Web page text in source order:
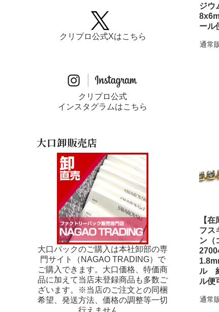
ジ
ール
通常
【
フス
ン（
ル
ル便
通常
クリプロ公式Xはこちら
クリプロ公式
インスタグラムはこちら
大口卸販売店
大口パックのご購入は本社卸部の専
門サイト（NAGAO TRADING）で
ご購入できます。大口価格、特価商
品に加えて当店未登録商品も多数ご
ざいます。※当店のご注文との同梱
希望、発送方法、価格の調整等一切
行えません。